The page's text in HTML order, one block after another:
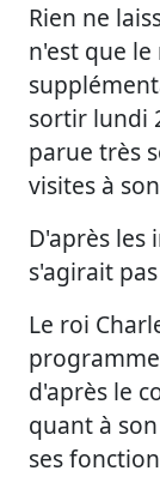
Rien ne
n'est que
sortir lundi
parue très
visites à
D'après les
s'agirait
Le roi
d'après le
quant à
ses